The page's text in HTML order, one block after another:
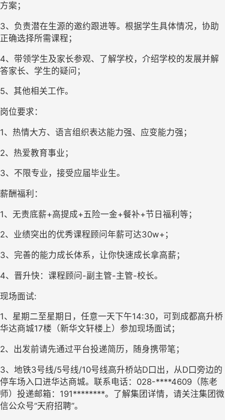
方案；
3、负责潜在生源的邀约跟进等。根据学生具体情况，协助
正确选择所需课程；
4、带领学生及家长参观、了解学校，介绍学校的发展并解
答家长、学生的疑问；
5、其他相关工作。
岗位要求：
1、热情大方、语言组织表达能力强、应变能力强；
2、热爱教育事业；
3、不限专业，接受应届毕业生。
薪酬福利：
1、无责底薪+高提成+五险一金+餐补+节日福利等；
2、业绩突出的优秀课程顾问年薪可达30w+；
3、完善的能力成长体系，让你快速成长拿高薪；
4、晋升快：课程顾问-副主管-主管-校长。
现场面试:
1、星期二至星期日，任意一天下午14:30，可到成都高升桥
华达商城17楼（新华文轩楼上）参加现场面试；
2、出发前请先通过平台投递简历，随身携带笔；
3、地铁3号线/5号线/10号线高升桥站D口出，从D口旁边的
停车场入口进华达商城。联系电话：028-****4609（陈老
师）投递邮箱：191********。了解集团详情，请关注集团微
信公众号“天府招聘”。